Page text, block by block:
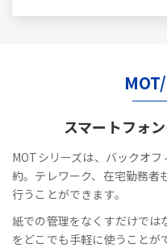
スマートフォ
MOTシリーズは、バックオ
約。テレワーク、在宅勤務者
行うことができます。
紙での管理をなくすだけでは
をどこでも手軽に使うことが